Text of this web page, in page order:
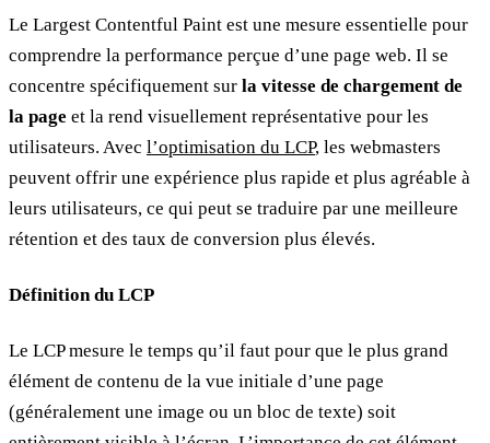
Le Largest Contentful Paint est une mesure essentielle pour
comprendre la performance perçue d’une page web. Il se
concentre spécifiquement sur la vitesse de chargement de
la page et la rend visuellement représentative pour les
utilisateurs. Avec l’optimisation du LCP, les webmasters
peuvent offrir une expérience plus rapide et plus agréable à
leurs utilisateurs, ce qui peut se traduire par une meilleure
rétention et des taux de conversion plus élevés.
Définition du LCP
Le LCP mesure le temps qu’il faut pour que le plus grand
élément de contenu de la vue initiale d’une page
(généralement une image ou un bloc de texte) soit